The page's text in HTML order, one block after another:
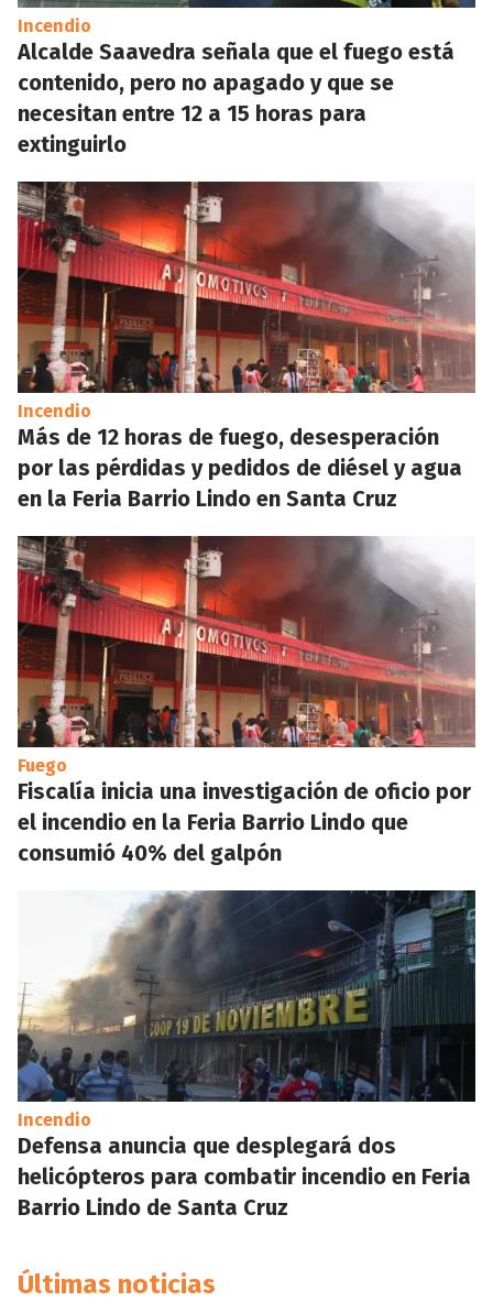
Incendio
Alcalde Saavedra señala que el fuego está
contenido, pero no apagado y que se
necesitan entre 12 a 15 horas para
extinguirlo
Incendio
Más de 12 horas de fuego, desesperación
por las pérdidas y pedidos de diésel y agua
en la Feria Barrio Lindo en Santa Cruz
Fuego
Fiscalía inicia una investigación de oficio por
el incendio en la Feria Barrio Lindo que
consumió 40% del galpón
Incendio
Defensa anuncia que desplegará dos
helicópteros para combatir incendio en Feria
Barrio Lindo de Santa Cruz
Últimas noticias